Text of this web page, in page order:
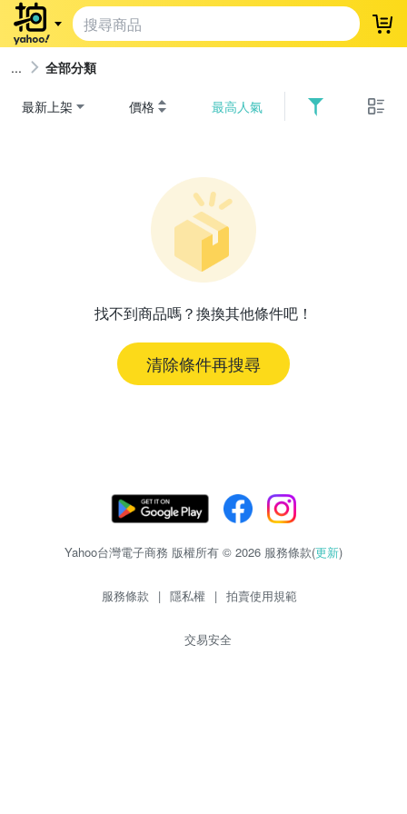
登
全部分類
最新上架 價格 最高人氣
找不到商品嗎？換換其他條件吧！
清除條件再搜尋
Yahoo台灣電子商務 版權所有 © 2026 服務條款(更新)
服務條款 | 隱私權 | 拍賣使用規範
交易安全